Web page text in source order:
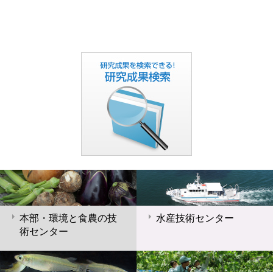
本部・環境と食農の技
術センター
水産技術センター